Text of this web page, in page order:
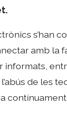
s’han
amb la
de les